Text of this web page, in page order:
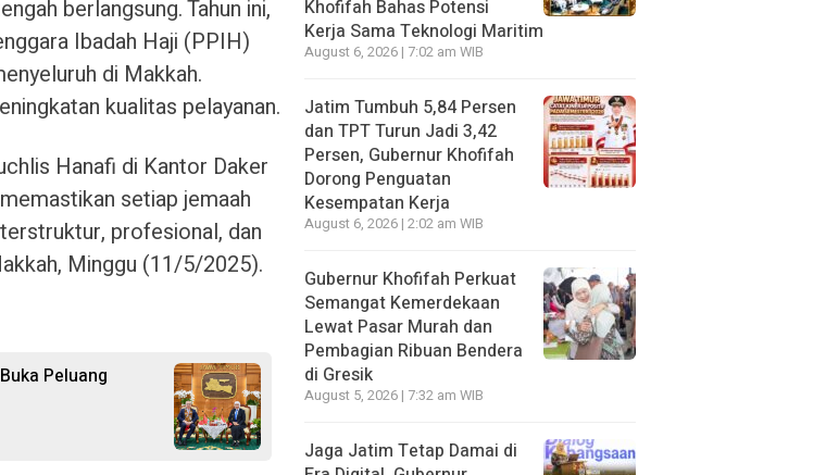
berlangsung. Tahun ini,
Ibadah Haji (PPIH)
di Makkah.
kualitas pelayanan.
Hanafi di Kantor Daker
setiap jemaah
profesional, dan
Minggu (11/5/2025).
Peluang
Khofifah Bahas Potensi
Kerja Sama Teknologi Maritim
August 6, 2026 | 7:02 am WIB
Jatim Tumbuh 5,84 Persen
dan TPT Turun Jadi 3,42
Persen, Gubernur Khofifah
Dorong Penguatan
Kesempatan Kerja
August 6, 2026 | 2:02 am WIB
Gubernur Khofifah Perkuat
Semangat Kemerdekaan
Lewat Pasar Murah dan
Pembagian Ribuan Bendera
di Gresik
August 5, 2026 | 7:32 am WIB
Jaga Jatim Tetap Damai di